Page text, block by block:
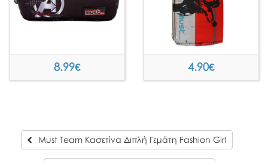
8.99€ 4.90€
Must Team Κασετίνα Διπλή Γεμάτη Fashion Girl